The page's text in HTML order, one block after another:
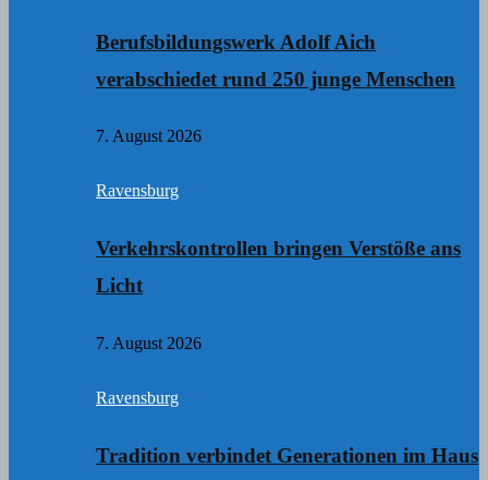
Berufsbildungswerk Adolf Aich
verabschiedet rund 250 junge Menschen
7. August 2026
Ravensburg
Verkehrskontrollen bringen Verstöße ans
Licht
7. August 2026
Ravensburg
Tradition verbindet Generationen im Haus